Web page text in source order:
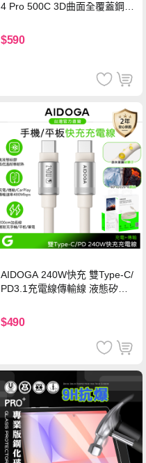
4 Pro 500C 3D曲面全覆蓋鋼化
保護貼
$590
AIDOGA 240W快充 雙Type-C/
PD3.1充電線傳輸線 液態矽膠
機/平板/筆電
$490